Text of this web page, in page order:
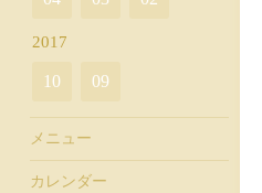
2017
10 09
メニュー
カレンダー